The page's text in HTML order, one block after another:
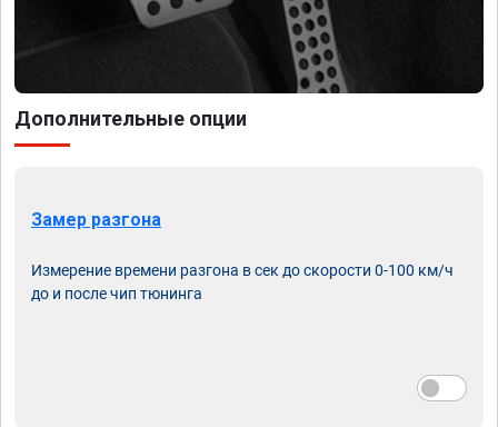
Дополнительные опции
Замер разгона
Измерение времени разгона в сек до скорости 0-100 км/ч
до и после чип тюнинга